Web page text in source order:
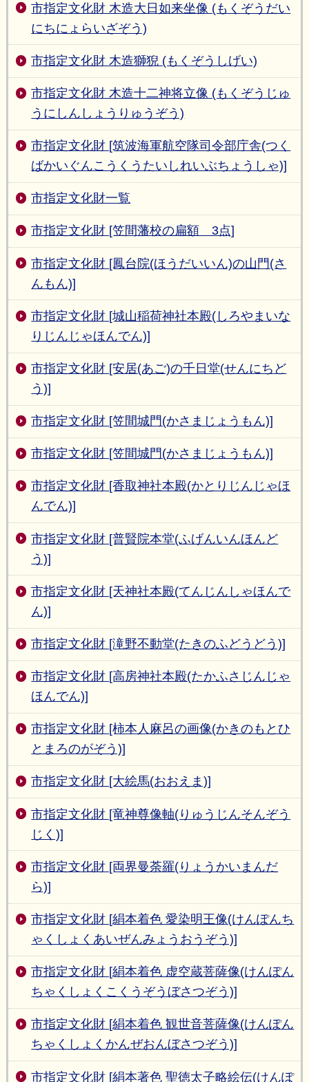
市指定文化財 木造大日如来坐像 (もくぞうだい
にちにょらいざぞう)
市指定文化財 木造獅猊 (もくぞうしげい)
市指定文化財 木造十二神将立像 (もくぞうじゅ
うにしんしょうりゅうぞう)
市指定文化財 [筑波海軍航空隊司令部庁舎(つく
ばかいぐんこうくうたいしれいぶちょうしゃ)]
市指定文化財一覧
市指定文化財 [笠間藩校の扁額 3点]
市指定文化財 [鳳台院(ほうだいいん)の山門(さ
んもん)]
市指定文化財 [城山稲荷神社本殿(しろやまいな
りじんじゃほんでん)]
市指定文化財 [安居(あご)の千日堂(せんにちど
う)]
市指定文化財 [笠間城門(かさまじょうもん)]
市指定文化財 [笠間城門(かさまじょうもん)]
市指定文化財 [香取神社本殿(かとりじんじゃほ
んでん)]
市指定文化財 [普賢院本堂(ふげんいんほんど
う)]
市指定文化財 [天神社本殿(てんじんしゃほんで
ん)]
市指定文化財 [滝野不動堂(たきのふどうどう)]
市指定文化財 [高房神社本殿(たかふさじんじゃ
ほんでん)]
市指定文化財 [柿本人麻呂の画像(かきのもとひ
とまろのがぞう)]
市指定文化財 [大絵馬(おおえま)]
市指定文化財 [竜神尊像軸(りゅうじんそんぞう
じく)]
市指定文化財 [両界曼荼羅(りょうかいまんだ
ら)]
市指定文化財 [絹本着色 愛染明王像(けんぽんち
ゃくしょくあいぜんみょうおうぞう)]
市指定文化財 [絹本着色 虚空蔵菩薩像(けんぽん
ちゃくしょくこくうぞうぼさつぞう)]
市指定文化財 [絹本着色 観世音菩薩像(けんぽん
ちゃくしょくかんぜおんぼさつぞう)]
市指定文化財 [絹本著色 聖徳太子略絵伝(けんぽ